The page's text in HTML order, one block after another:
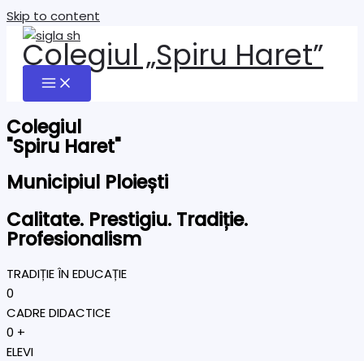
Skip to content
Colegiul „Spiru Haret”
Colegiul
"Spiru Haret"
Municipiul Ploiești
Calitate. Prestigiu. Tradiție.
Profesionalism
TRADIȚIE ÎN EDUCAȚIE
0
CADRE DIDACTICE
0 +
ELEVI